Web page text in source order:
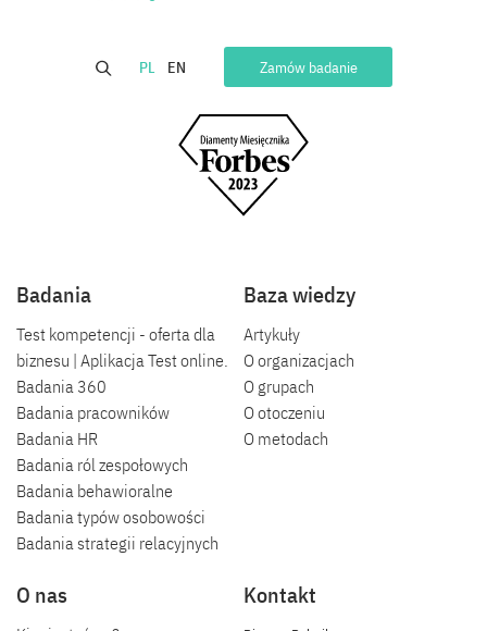
PL EN Zamów badanie
Badania
Test kompetencji - oferta dla
biznesu | Aplikacja Test online.
Badania 360
Badania pracowników
Badania HR
Badania ról zespołowych
Badania behawioralne
Badania typów osobowości
Badania strategii relacyjnych
Baza wiedzy
Artykuły
O organizacjach
O grupach
O otoczeniu
O metodach
O nas Kontakt